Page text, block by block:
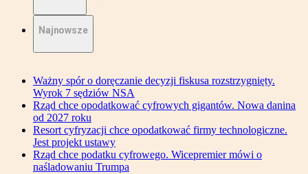
Najnowsze
Ważny spór o doręczanie decyzji fiskusa rozstrzygnięty.
Wyrok 7 sędziów NSA
Rząd chce opodatkować cyfrowych gigantów. Nowa danina
od 2027 roku
Resort cyfryzacji chce opodatkować firmy technologiczne.
Jest projekt ustawy
Rząd chce podatku cyfrowego. Wicepremier mówi o
naśladowaniu Trumpa